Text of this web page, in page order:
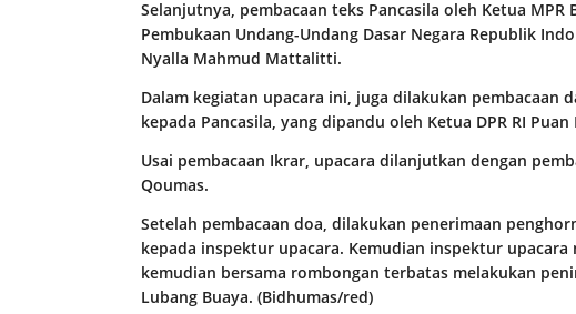
Selanjutnya, pembacaan teks Pancasila oleh Ketua
Pembukaan Undang-Undang Dasar Negara Republik
Nyalla Mahmud Mattalitti.
Dalam kegiatan upacara ini, juga dilakukan pembacaan
kepada Pancasila, yang dipandu oleh Ketua DPR RI Puan
Usai pembacaan Ikrar, upacara dilanjutkan dengan
Qoumas.
Setelah pembacaan doa, dilakukan penerimaan
kepada inspektur upacara. Kemudian inspektur
kemudian bersama rombongan terbatas melakukan
Lubang Buaya. (Bidhumas/red)